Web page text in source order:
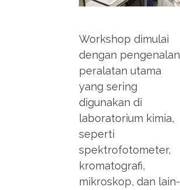
Workshop dimulai
dengan pengenalan
peralatan utama
yang sering
digunakan di
laboratorium kimia,
seperti
spektrofotometer,
kromatografi,
mikroskop, dan lain-